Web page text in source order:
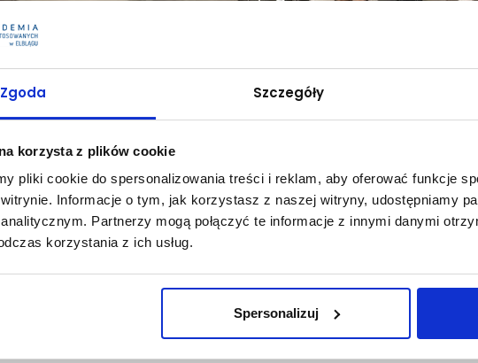
Zgoda Szczegóły
korzysta z plików cookie
pliki cookie do spersonalizowania treści i reklam, aby oferować funkcje
Informacje o tym, jak korzystasz z naszej witryny, udostępniamy
Partnerzy mogą połączyć te informacje z innymi danymi
korzystania z ich usług.
Spersonalizuj
Muzeum II Wojny Światowej
studenci kierunku Administracja Instytutu Ekonomicznego Akademii Nauk
zwiedzania Muzeum II Wojny Światowej, które posiada jedną z
artefaktów oraz nowoczesnych technologii studenci poznali historię i
w Polsce.